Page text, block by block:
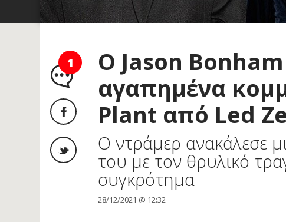
1
O Jason
αγαπημένα
Plant από Led
Ο ντράμερ ανακάλεσε
του με τον θρυλικό
συγκρότημα
28/12/2021 @ 12:32